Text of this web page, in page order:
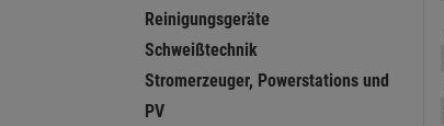
Reinigungsgeräte
Schweißtechnik
Stromerzeuger, Powerstations und
PV